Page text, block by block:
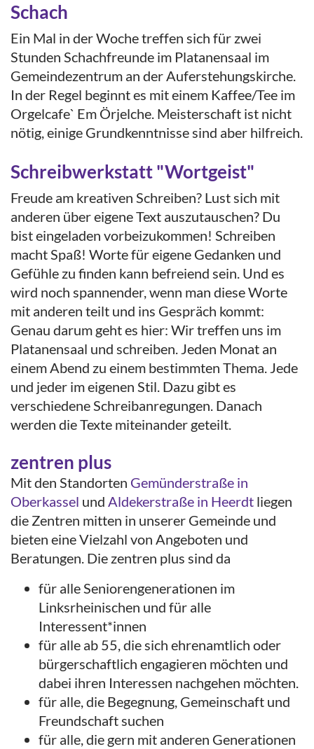
Schach
Ein Mal in der Woche treffen sich für zwei
Stunden Schachfreunde im Platanensaal im
Gemeindezentrum an der Auferstehungskirche.
In der Regel beginnt es mit einem Kaffee/Tee im
Orgelcafe` Em Örjelche. Meisterschaft ist nicht
nötig, einige Grundkenntnisse sind aber hilfreich.
Schreibwerkstatt "Wortgeist"
Freude am kreativen Schreiben? Lust sich mit
anderen über eigene Text auszutauschen? Du
bist eingeladen vorbeizukommen! Schreiben
macht Spaß! Worte für eigene Gedanken und
Gefühle zu finden kann befreiend sein. Und es
wird noch spannender, wenn man diese Worte
mit anderen teilt und ins Gespräch kommt:
Genau darum geht es hier: Wir treffen uns im
Platanensaal und schreiben. Jeden Monat an
einem Abend zu einem bestimmten Thema. Jede
und jeder im eigenen Stil. Dazu gibt es
verschiedene Schreibanregungen. Danach
werden die Texte miteinander geteilt.
zentren plus
Mit den Standorten Gemünderstraße in
Oberkassel und Aldekerstraße in Heerdt liegen
die Zentren mitten in unserer Gemeinde und
bieten eine Vielzahl von Angeboten und
Beratungen. Die zentren plus sind da
für alle Seniorengenerationen im
Linksrheinischen und für alle
Interessent*innen
für alle ab 55, die sich ehrenamtlich oder
bürgerschaftlich engagieren möchten und
dabei ihren Interessen nachgehen möchten.
für alle, die Begegnung, Gemeinschaft und
Freundschaft suchen
für alle, die gern mit anderen Generationen